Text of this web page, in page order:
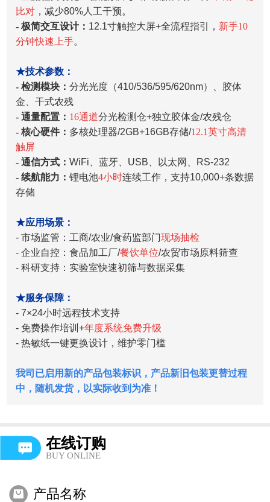
比对 ，减少80%人工干预。
- 极简交互设计： 12.1寸触控大屏+全流程指引， 新手10
分钟快速上手。
★技术参数：
- 检测模块：分光光度（410/536/595/620nm）、胶体
金、干式农残
- 通量配置： 16通道分光检测仓+独立胶体金/农残仓
- 核心硬件： 多核处理器/2GB+16GB存储/12.1英寸高清
触屏
- 通信方式：WiFi、蓝牙、USB、以太网、RS-232
- 续航能力：锂电池4小时连续工作，支持10,000+条数据
存储
★应用场景：
- 市场监管：工商/农业/食药监部门现场抽检
- 企业自控：食品加工厂/餐饮单位/农贸市场原料筛查
- 科研支持：实验室快速初筛与数据采集
★服务保障：
- 7×24小时远程技术支持
- 免费操作培训+年度系统免费升级
- 热敏纸一键更换设计，维护零门槛
我司已启用新的产品包装标识，产品新旧包装更替过程
中，随机发货，以实际收到为准！
在线订购
BUY ONLINE
产品名称